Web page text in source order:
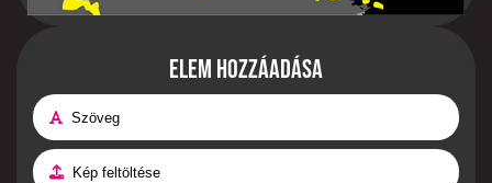
Elem hozzáadása
Szöveg
Kép feltöltése